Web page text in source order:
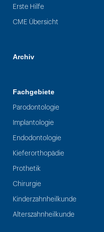
Erste Hilfe
CME Übersicht
Archiv
Fachgebiete
Parodontologie
Implantologie
Endodontologie
Kieferorthopädie
Prothetik
Chirurgie
Kinderzahnheilkunde
Alterszahnheilkunde